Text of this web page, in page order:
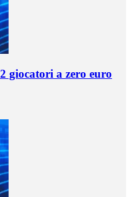
giocatori a zero euro